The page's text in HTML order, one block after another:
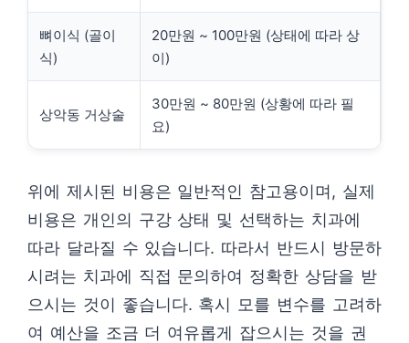
뼈이식 (골이
식)
20만원 ~ 100만원 (상태에 따라 상
이)
상악동 거상술
30만원 ~ 80만원 (상황에 따라 필
요)
위에 제시된 비용은 일반적인 참고용이며, 실제
비용은 개인의 구강 상태 및 선택하는 치과에
따라 달라질 수 있습니다. 따라서 반드시 방문하
시려는 치과에 직접 문의하여 정확한 상담을 받
으시는 것이 좋습니다. 혹시 모를 변수를 고려하
여 예산을 조금 더 여유롭게 잡으시는 것을 권